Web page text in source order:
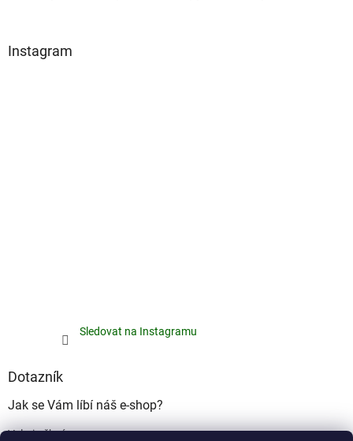
Instagram
Sledovat na Instagramu
Dotazník
Jak se Vám líbí náš e-shop?
Velmi pěkný